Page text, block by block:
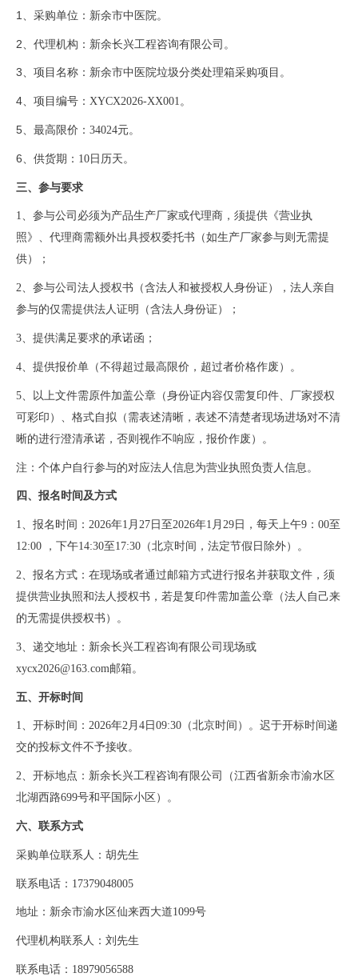
1、 采购单位：新余市中医院。
2、 代理机构：新余长兴工程咨询有限公司。
3、 项目名称：新余市中医院垃圾分类处理箱采购项目。
4、 项目编号： XYCX2026-XX001。
5、 最高限价： 34024元。
6、 供货期： 10日历天。
三、 参与要求
1、 参与公司必须为产品生产厂家或代理商， 须提供 《营业执
照》 、 代理商需额外出具授权委托书（如生产厂家参与则无需提
供）；
2、 参与公司法人授权书 （含法人和被授权人身份证 ）， 法人亲自
参与的仅需提供法人证明
（含法人身份证 ）；
3、提供满足要求的承诺函；
4、提供报价单（不得超过最高限价，超过者价格作废）。
5、以上文件需原件加盖公章（身份证内容仅需复印件、厂家授权
可彩印）、格式自拟（需表述清晰，表述不清楚者现场进场对不清
晰的进行澄清承诺，否则视作不响应，报价作废）。
注：个体户自行参与的对应法人信息为营业执照负责人信息。
四 、 报名时间及方式
1、 报名 时间： 2026年1月27日至2026年1月29日，每天上午9：00至
12:00 ，下午14:30至17:30（北京时间，法定节假日除外）。
2、 报名方式：在现场或者通过邮箱方式进行报名并获取文件，须
提供营业执照和法人授权书，若是复印件需加盖公章（法人自己来
的无需提供授权书）
。
3、递交地址：新余长兴工程咨询有限公司现场或
xycx2026@163.com邮箱。
五、开标时间
1、开标时间： 2026年2月 4 日 09:30（北京时间） 。 迟于开标时间递
交的投标文件不予接收。
2、开标地点：新余长兴工程咨询有限公司（江西省新余市渝水区
北湖西路699号和平国际小区）。
六、 联系方式
采购单位联系人 ： 胡先生
联系电话： 17379048005
地址：新余市渝水区仙来西大道1099号
代理机构联系人：刘先生
联系电话： 18979056588